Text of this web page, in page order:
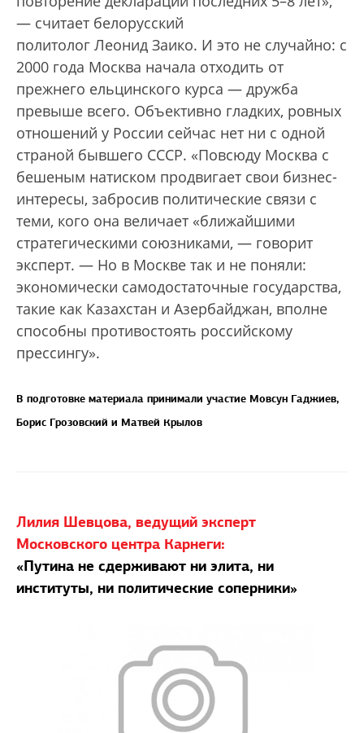
— считает белорусский
политолог Леонид Заико. И это не случайно: с
2000 года Москва начала отходить от
прежнего ельцинского курса — дружба
превыше всего. Объективно гладких, ровных
отношений у России сейчас нет ни с одной
страной бывшего СССР. «Повсюду Москва с
бешеным натиском продвигает свои бизнес-
интересы, забросив политические связи с
теми, кого она величает «ближайшими
стратегическими союзниками, — говорит
эксперт. — Но в Москве так и не поняли:
экономически самодостаточные государства,
такие как Казахстан и Азербайджан, вполне
способны противостоять российскому
прессингу».
В подготовке материала принимали участие Мовсун Гаджиев,
Борис Грозовский и Матвей Крылов
Лилия Шевцова, ведущий эксперт
Московского центра Карнеги:
«Путина не сдерживают ни элита, ни
институты, ни политические соперники»